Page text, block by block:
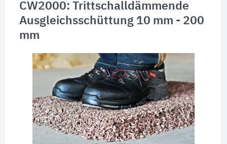
CW2000: Trittschalldämmende
Ausgleichsschüttung 10 mm - 200
mm